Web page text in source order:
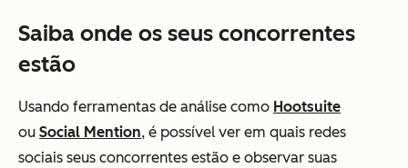
Saiba onde os seus concorrentes
estão
Usando ferramentas de análise como Hootsuite
ou Social Mention, é possível ver em quais redes
sociais seus concorrentes estão e observar suas